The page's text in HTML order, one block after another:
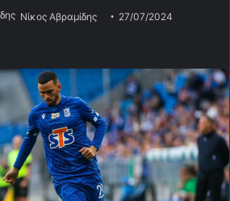
Νίκος Αβραμίδης 27/07/2024